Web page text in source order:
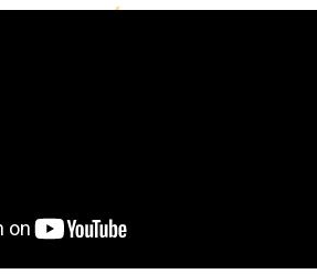
קצין אתה אזרח)